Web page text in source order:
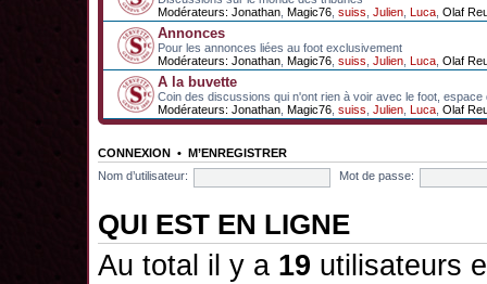
Modérateurs: Jonathan Magic76 suiss Julien Luca Olaf
Annonces
Pour les annonces liées au foot exclusivement
Modérateurs: Jonathan Magic76 suiss Julien Luca Olaf
A la buvette
Coin des discussions qui n'ont rien à voir avec le foot, espace
Modérateurs: Jonathan Magic76 suiss Julien Luca Olaf
CONNEXION • M’ENREGISTRER
Nom d’utilisateur:
Mot de passe:
QUI EST EN LIGNE
Au total il y a 19 utilisateurs